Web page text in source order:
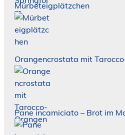
Mürbeteigplätzchen
Orangencrostata mit
Pane incamiciato – Brot im